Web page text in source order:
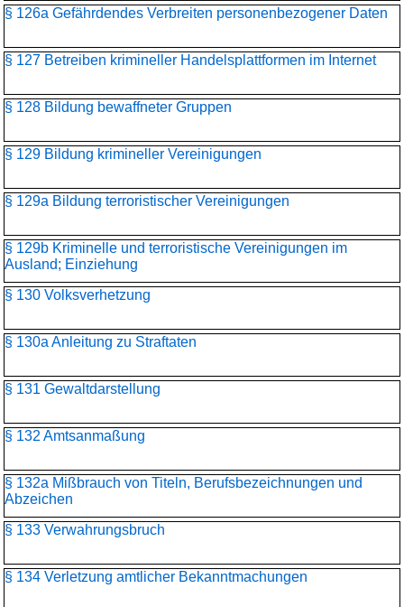
§ 126a Gefährdendes Verbreiten personenbezogener Daten
§ 127 Betreiben krimineller Handelsplattformen im Internet
§ 128 Bildung bewaffneter Gruppen
§ 129 Bildung krimineller Vereinigungen
§ 129a Bildung terroristischer Vereinigungen
§ 129b Kriminelle und terroristische Vereinigungen im
Ausland; Einziehung
§ 130 Volksverhetzung
§ 130a Anleitung zu Straftaten
§ 131 Gewaltdarstellung
§ 132 Amtsanmaßung
§ 132a Mißbrauch von Titeln, Berufsbezeichnungen und
Abzeichen
§ 133 Verwahrungsbruch
§ 134 Verletzung amtlicher Bekanntmachungen